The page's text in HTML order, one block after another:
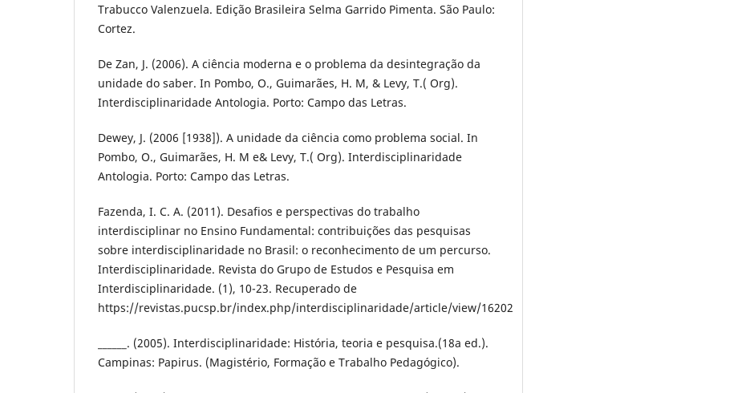
Trabucco Valenzuela. Edição Brasileira Selma Garrido Pimenta. São Paulo:
Cortez.
De Zan, J. (2006). A ciência moderna e o problema da desintegração da
unidade do saber. In Pombo, O., Guimarães, H. M, & Levy, T.( Org).
Interdisciplinaridade Antologia. Porto: Campo das Letras.
Dewey, J. (2006 [1938]). A unidade da ciência como problema social. In
Pombo, O., Guimarães, H. M e& Levy, T.( Org). Interdisciplinaridade
Antologia. Porto: Campo das Letras.
Fazenda, I. C. A. (2011). Desafios e perspectivas do trabalho
interdisciplinar no Ensino Fundamental: contribuições das pesquisas
sobre interdisciplinaridade no Brasil: o reconhecimento de um percurso.
Interdisciplinaridade. Revista do Grupo de Estudos e Pesquisa em
Interdisciplinaridade. (1), 10-23. Recuperado de
https://revistas.pucsp.br/index.php/interdisciplinaridade/article/view/16202
______. (2005). Interdisciplinaridade: História, teoria e pesquisa.(18a ed.).
Campinas: Papirus. (Magistério, Formação e Trabalho Pedagógico).